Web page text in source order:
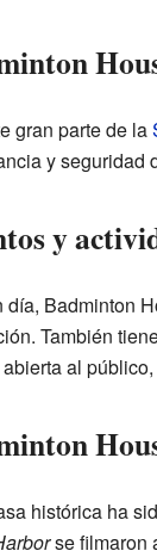
gran parte de la
y seguridad
y
día, Badminton
También
al
histórica ha
se filmaron